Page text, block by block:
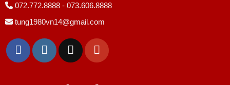
072.772.8888 - 073.606.8888
tung1980vn14@gmail.com